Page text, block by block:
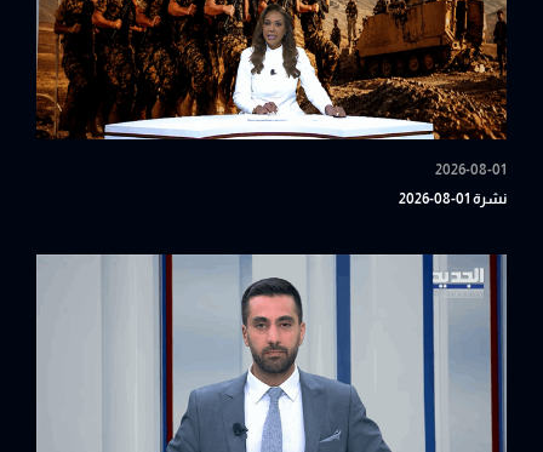
2026-08-01
نشرة 01-08-2026